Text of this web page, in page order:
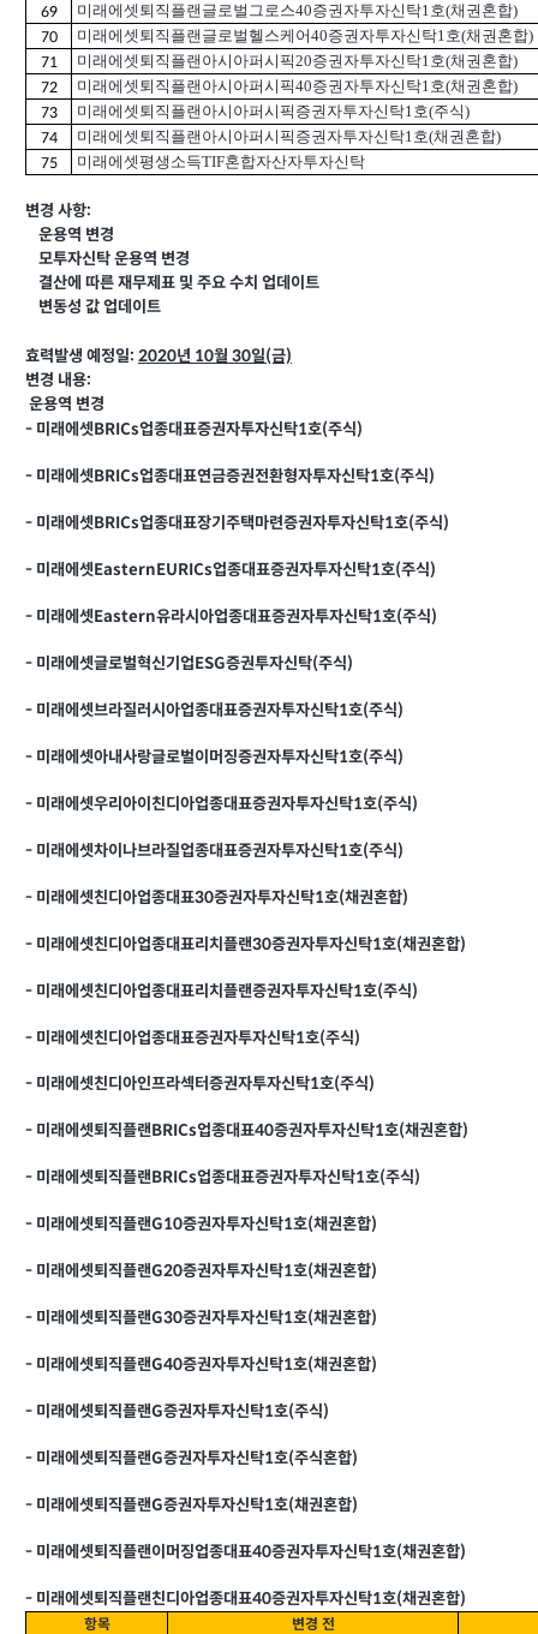
69
미래에셋퇴직플랜글로벌그로스40증권자투자신탁1호(채권혼합)
70
미래에셋퇴직플랜글로벌헬스케어40증권자투자신탁1호(채권혼합)
71
미래에셋퇴직플랜아시아퍼시픽20증권자투자신탁1호(채권혼합)
72
미래에셋퇴직플랜아시아퍼시픽40증권자투자신탁1호(채권혼합)
73
미래에셋퇴직플랜아시아퍼시픽증권자투자신탁1호(주식)
74
미래에셋퇴직플랜아시아퍼시픽증권자투자신탁1호(채권혼합)
75
미래에셋평생소득TIF혼합자산자투자신탁
변경 사항:
운용역 변경
모투자신탁 운용역 변경
결산에 따른 재무제표 및 주요 수치 업데이트
변동성 값 업데이트
효력발생 예정일: 2020년 10월 30일(금)
변경 내용:
운용역 변경
- 미래에셋BRICs업종대표증권자투자신탁1호(주식)
- 미래에셋BRICs업종대표연금증권전환형자투자신탁1호(주식)
- 미래에셋BRICs업종대표장기주택마련증권자투자신탁1호(주식)
- 미래에셋EasternEURICs업종대표증권자투자신탁1호(주식)
- 미래에셋Eastern유라시아업종대표증권자투자신탁1호(주식)
- 미래에셋글로벌혁신기업ESG증권투자신탁(주식)
- 미래에셋브라질러시아업종대표증권자투자신탁1호(주식)
- 미래에셋아내사랑글로벌이머징증권자투자신탁1호(주식)
- 미래에셋우리아이친디아업종대표증권자투자신탁1호(주식)
- 미래에셋차이나브라질업종대표증권자투자신탁1호(주식)
- 미래에셋친디아업종대표30증권자투자신탁1호(채권혼합)
- 미래에셋친디아업종대표리치플랜30증권자투자신탁1호(채권혼합)
- 미래에셋친디아업종대표리치플랜증권자투자신탁1호(주식)
- 미래에셋친디아업종대표증권자투자신탁1호(주식)
- 미래에셋친디아인프라섹터증권자투자신탁1호(주식)
- 미래에셋퇴직플랜BRICs업종대표40증권자투자신탁1호(채권혼합)
- 미래에셋퇴직플랜BRICs업종대표증권자투자신탁1호(주식)
- 미래에셋퇴직플랜G10증권자투자신탁1호(채권혼합)
- 미래에셋퇴직플랜G20증권자투자신탁1호(채권혼합)
- 미래에셋퇴직플랜G30증권자투자신탁1호(채권혼합)
- 미래에셋퇴직플랜G40증권자투자신탁1호(채권혼합)
- 미래에셋퇴직플랜G증권자투자신탁1호(주식)
- 미래에셋퇴직플랜G증권자투자신탁1호(주식혼합)
- 미래에셋퇴직플랜G증권자투자신탁1호(채권혼합)
- 미래에셋퇴직플랜이머징업종대표40증권자투자신탁1호(채권혼합)
- 미래에셋퇴직플랜친디아업종대표40증권자투자신탁1호(채권혼합)
항목 변경 전